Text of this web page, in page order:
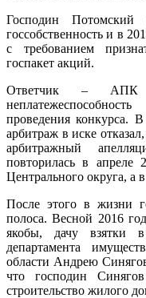
Господин Потомский
госсобственность и в
с требованием
госпакет акций.
Ответчик – АПК
проведения конкурса.
арбитраж в иске
арбитражный
повторилась в апреле
Центрального округа, а
После этого в жизни
полоса. Весной 2016
якобы, дачу взятки
департамента
области Андрею
что господин
строительство жилого